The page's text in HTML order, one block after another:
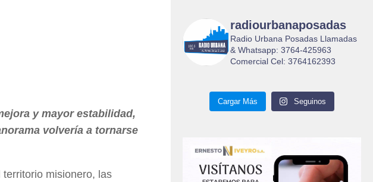
y mayor estabilidad,
volvería a tornarse
misionero, las
radiourbanaposadas
Radio Urbana Posadas Llamadas
& Whatsapp: 3764-425963
Comercial Cel: 3764162393
Cargar Más Seguinos